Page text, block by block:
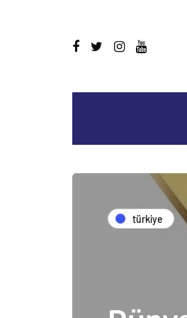
türkiye